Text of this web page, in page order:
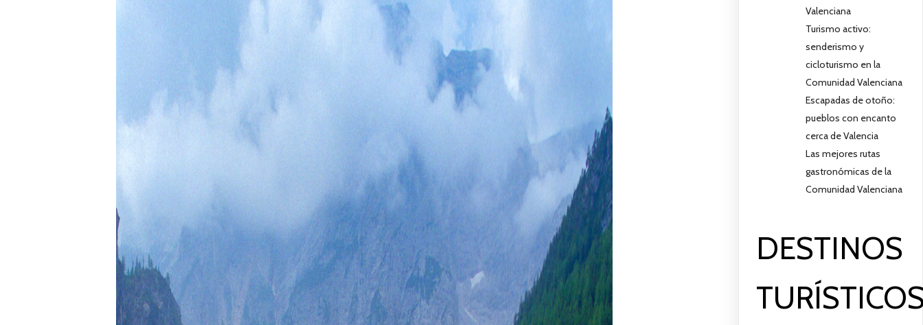
Valenciana
Turismo activo:
senderismo y
cicloturismo en la
Comunidad Valenciana
Escapadas de otoño:
pueblos con encanto
cerca de Valencia
Las mejores rutas
gastronómicas de la
Comunidad Valenciana
DESTINOS